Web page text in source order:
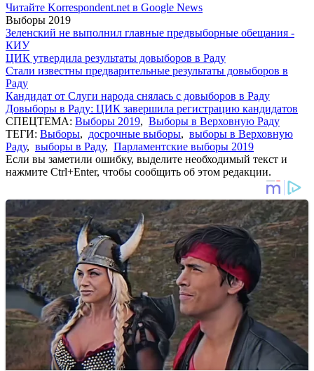
Читайте Korrespondent.net в Google News
Выборы 2019
Зеленский не выполнил главные предвыборные обещания -
КИУ
ЦИК утвердила результаты довыборов в Раду
Стали известны предварительные результаты довыборов в
Раду
Кандидат от Слуги народа снялась с довыборов в Раду
Довыборы в Раду: ЦИК завершила регистрацию кандидатов
СПЕЦТЕМА: Выборы 2019, Выборы в Верховную Раду
ТЕГИ: Выборы, досрочные выборы, выборы в Верховную
Раду, выборы в Раду, Парламентские выборы 2019
Если вы заметили ошибку, выделите необходимый текст и
нажмите Ctrl+Enter, чтобы сообщить об этом редакции.